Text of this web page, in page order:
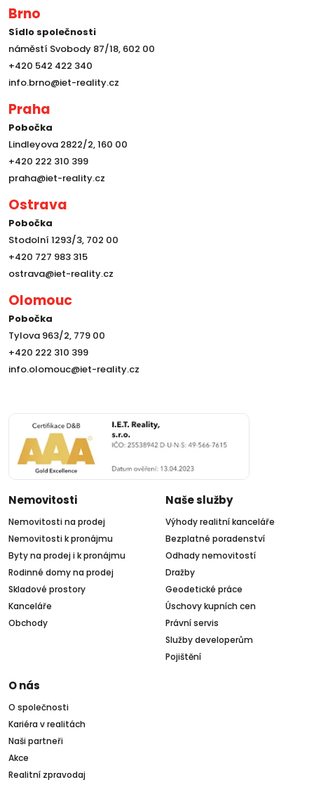
Brno
Sídlo společnosti
náměstí Svobody 87/18, 602 00
+420 542 422 340
info.brno@iet-reality.cz
Praha
Pobočka
Lindleyova 2822/2, 160 00
+420 222 310 399
praha@iet-reality.cz
Ostrava
Pobočka
Stodolní 1293/3, 702 00
+420 727 983 315
ostrava@iet-reality.cz
Olomouc
Pobočka
Tylova 963/2, 779 00
+420 222 310 399
info.olomouc@iet-reality.cz
Nemovitosti
Nemovitosti na prodej
Nemovitosti k pronájmu
Byty na prodej i k pronájmu
Rodinné domy na prodej
Skladové prostory
Kanceláře
Obchody
Naše služby
Výhody realitní kanceláře
Bezplatné poradenství
Odhady nemovitostí
Dražby
Geodetické práce
Úschovy kupních cen
Právní servis
Služby developerům
Pojištění
O nás
O společnosti
Kariéra v realitách
Naši partneři
Akce
Realitní zpravodaj